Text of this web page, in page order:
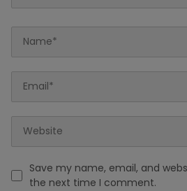
Save my name, email, and
the next time I comment.